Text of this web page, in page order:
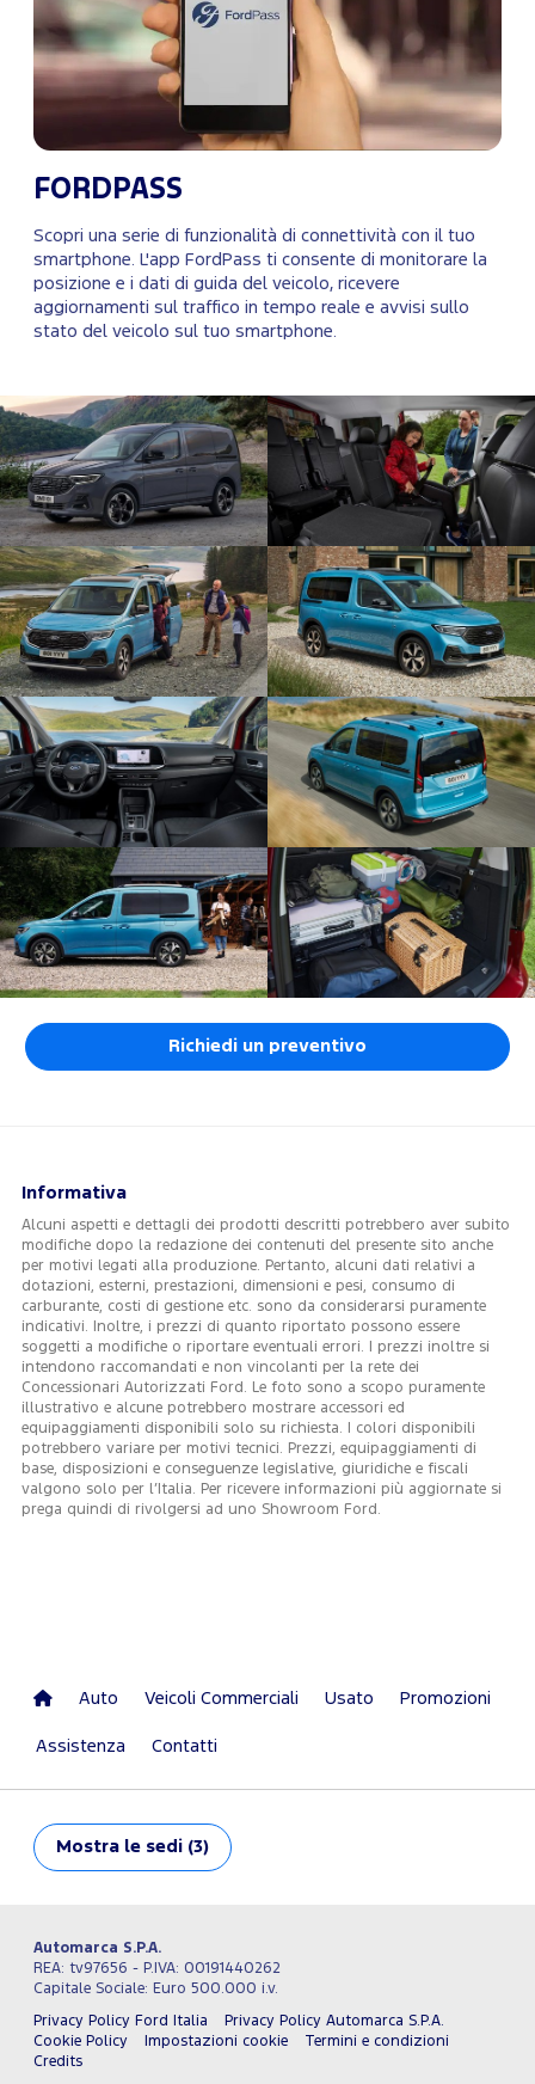
FORDPASS
Scopri una serie di funzionalità di connettività con il tuo
smartphone. L'app FordPass ti consente di monitorare la
posizione e i dati di guida del veicolo, ricevere
aggiornamenti sul traffico in tempo reale e avvisi sullo
stato del veicolo sul tuo smartphone.
Richiedi un preventivo
Informativa
Alcuni aspetti e dettagli dei prodotti descritti potrebbero aver subito
modifiche dopo la redazione dei contenuti del presente sito anche
per motivi legati alla produzione. Pertanto, alcuni dati relativi a
dotazioni, esterni, prestazioni, dimensioni e pesi, consumo di
carburante, costi di gestione etc. sono da considerarsi puramente
indicativi. Inoltre, i prezzi di quanto riportato possono essere
soggetti a modifiche o riportare eventuali errori. I prezzi inoltre si
intendono raccomandati e non vincolanti per la rete dei
Concessionari Autorizzati Ford. Le foto sono a scopo puramente
illustrativo e alcune potrebbero mostrare accessori ed
equipaggiamenti disponibili solo su richiesta. I colori disponibili
potrebbero variare per motivi tecnici. Prezzi, equipaggiamenti di
base, disposizioni e conseguenze legislative, giuridiche e fiscali
valgono solo per l’Italia. Per ricevere informazioni più aggiornate si
prega quindi di rivolgersi ad uno Showroom Ford.
Auto Veicoli Commerciali Usato Promozioni
Assistenza Contatti
Mostra le sedi (3)
Automarca S.P.A.
REA: tv97656 - P.IVA: 00191440262
Capitale Sociale: Euro 500.000 i.v.
Privacy Policy Ford Italia
Privacy Policy Automarca S.P.A.
Cookie Policy
Impostazioni cookie
Termini e condizioni
Credits